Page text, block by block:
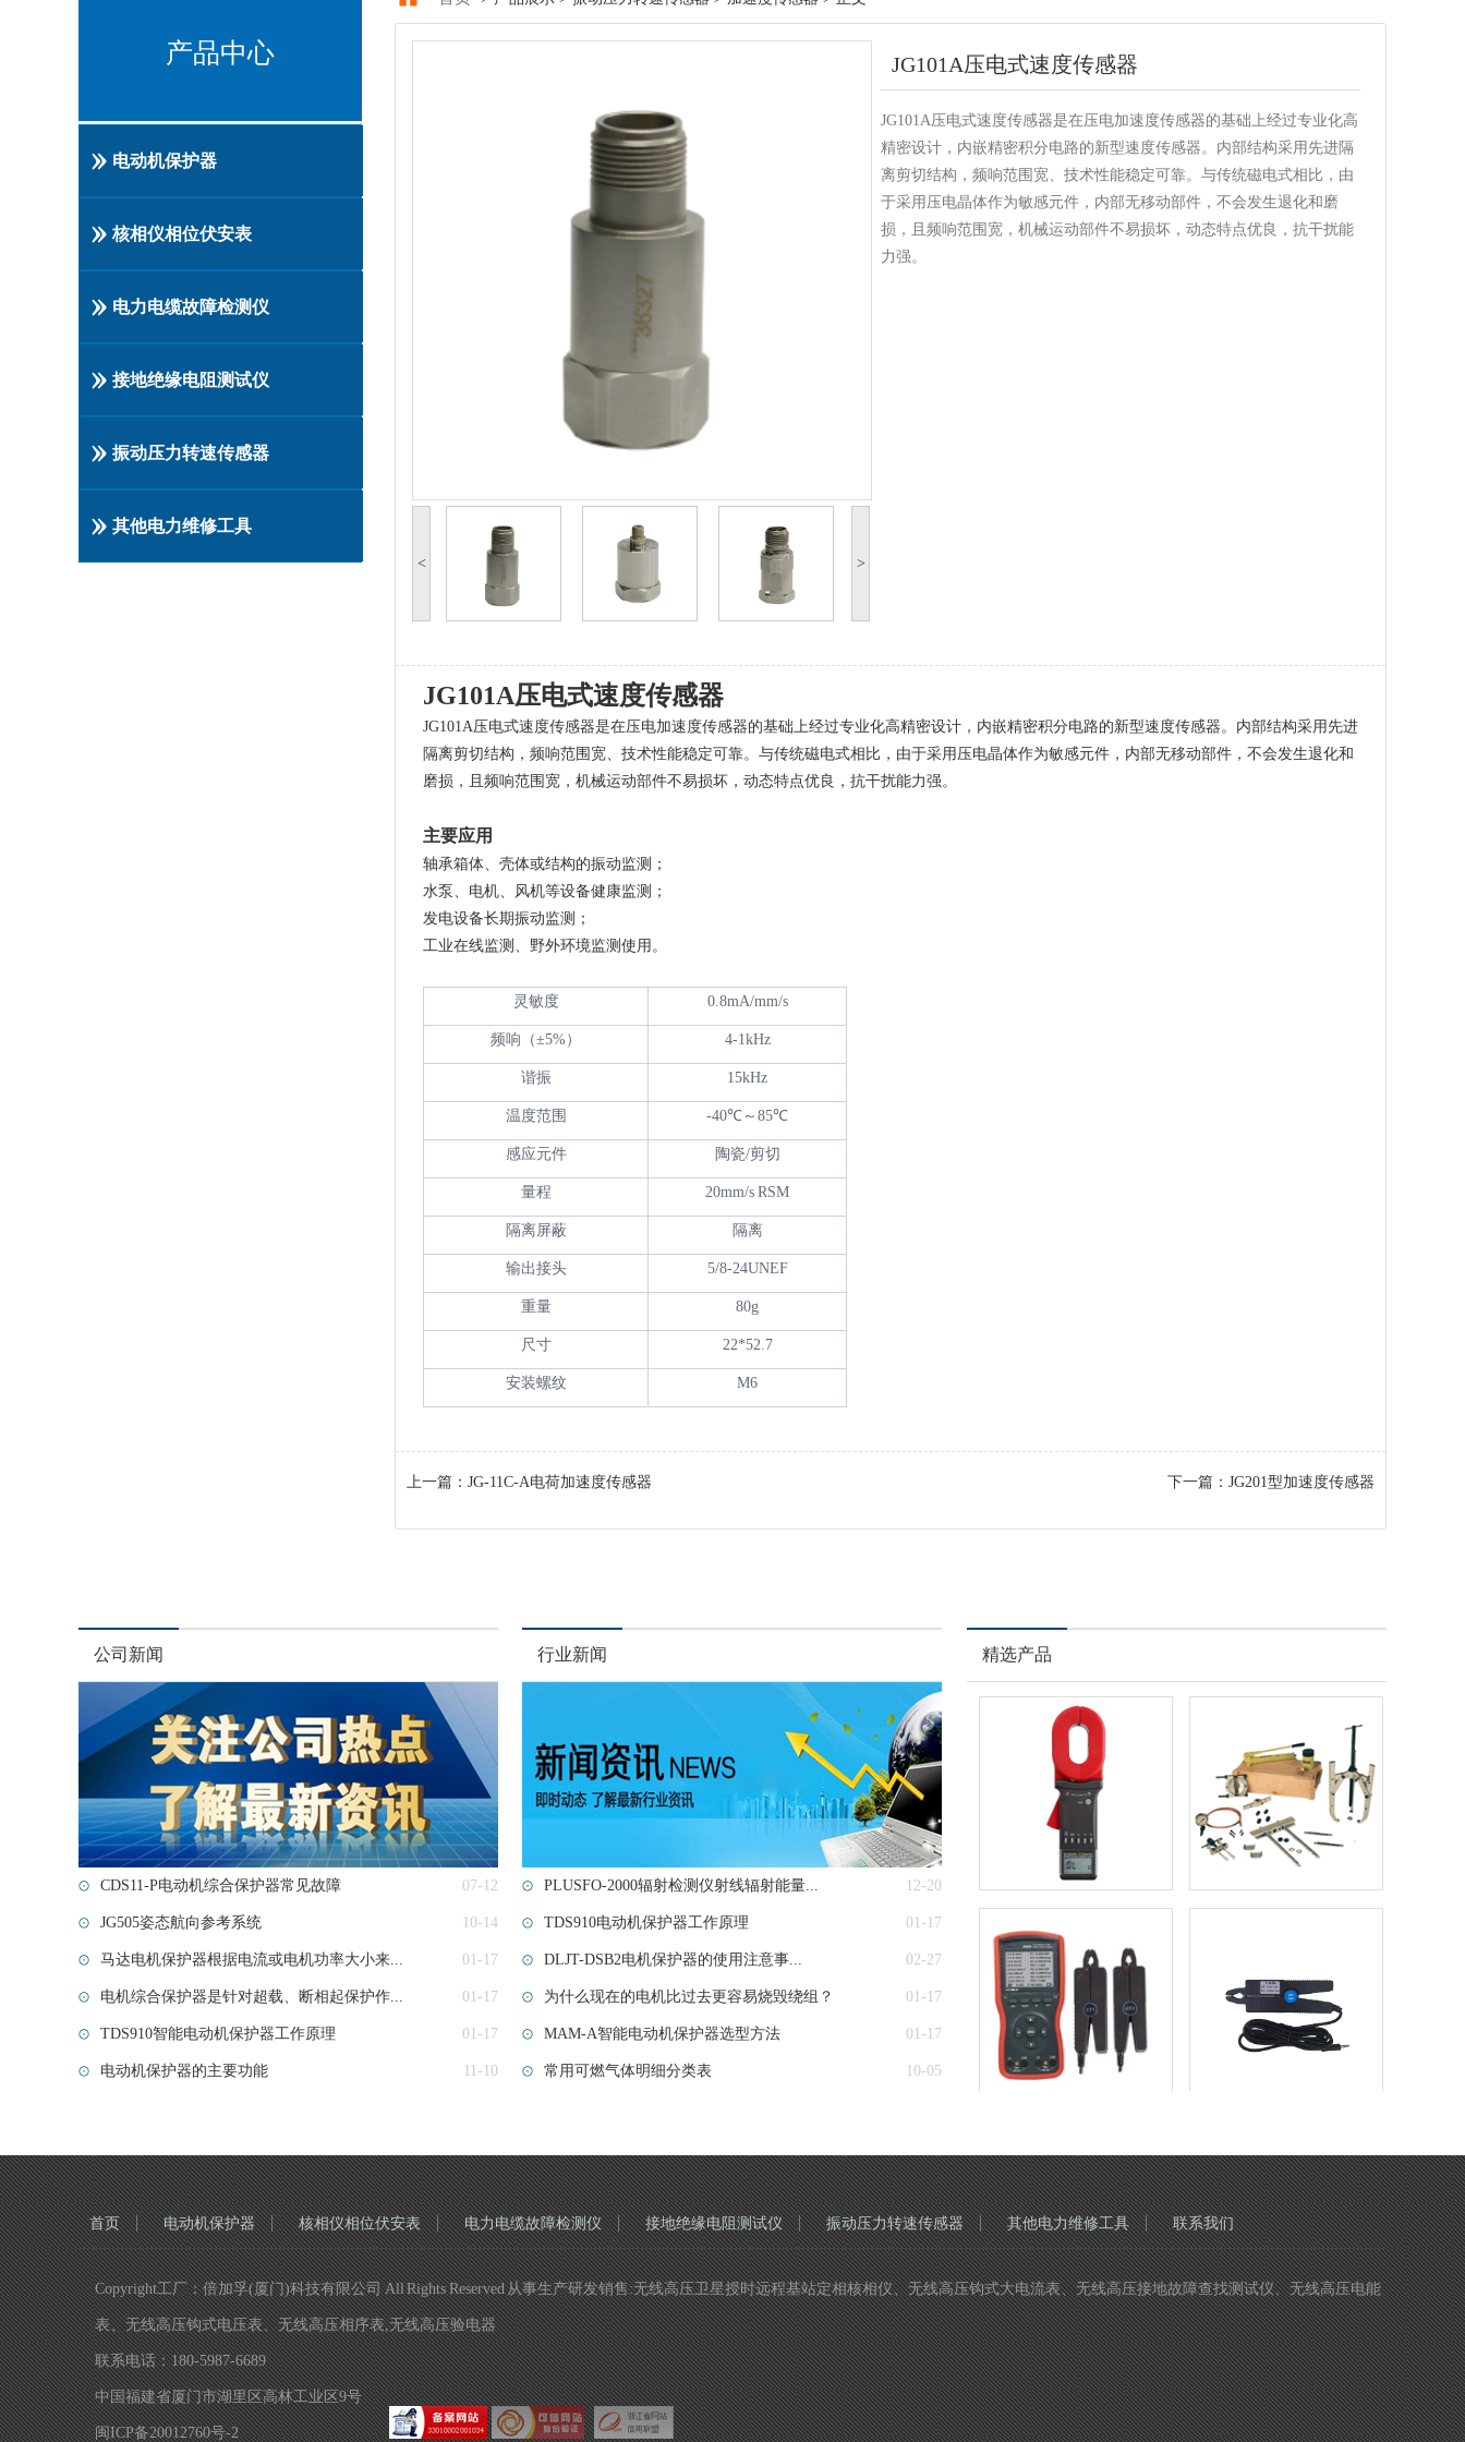
产品中心
电动机保护器
核相仪相位伏安表
电力电缆故障检测仪
接地绝缘电阻测试仪
振动压力转速传感器
其他电力维修工具
< >
JG101A压电式速度传感器
JG101A压电式速度传感器是在压电加速度传感器的基础上经过专业化高
精密设计，内嵌精密积分电路的新型速度传感器。内部结构采用先进隔
离剪切结构，频响范围宽、技术性能稳定可靠。与传统磁电式相比，由
于采用压电晶体作为敏感元件，内部无移动部件，不会发生退化和磨
损，且频响范围宽，机械运动部件不易损坏，动态特点优良，抗干扰能
力强。
JG101A压电式速度传感器
JG101A压电式速度传感器是在压电加速度传感器的基础上经过专业化高精密设计，内嵌精密积分电路的新型速度传感器。内部结构采用先进
隔离剪切结构，频响范围宽、技术性能稳定可靠。与传统磁电式相比，由于采用压电晶体作为敏感元件，内部无移动部件，不会发生退化和
磨损，且频响范围宽，机械运动部件不易损坏，动态特点优良，抗干扰能力强。
主要应用
轴承箱体、壳体或结构的振动监测；
水泵、电机、风机等设备健康监测；
发电设备长期振动监测；
工业在线监测、野外环境监测使用。
灵敏度 0.8mA/mm/s
频响（±5%） 4-1kHz
谐振 15kHz
温度范围 -40℃～ 85℃
感应元件 陶瓷/剪切
量程 20mm/s RSM
隔离屏蔽 隔离
输出接头 5/8-24UNEF
重量 80g
尺寸 22*52.7
安装螺纹 M6
上一篇： JG-11C-A电荷加速度传感器 下一篇： JG201型加速度传感器
公司新闻
CDS11-P电动机综合保护器常见故障 07-12
JG505姿态航向参考系统 10-14
马达电机保护器根据电流或电机功率大小来... 01-17
电机综合保护器是针对超载、断相起保护作... 01-17
TDS910智能电动机保护器工作原理 01-17
电动机保护器的主要功能 11-10
行业新闻
PLUSFO-2000辐射检测仪射线辐射能量... 12-20
TDS910电动机保护器工作原理 01-17
DLJT-DSB2电机保护器的使用注意事... 02-27
为什么现在的电机比过去更容易烧毁绕组？ 01-17
MAM-A智能电动机保护器选型方法 01-17
常用可燃气体明细分类表 10-05
精选产品
首页 电动机保护器 核相仪相位伏安表 电力电缆故障检测仪 接地绝缘电阻测试仪 振动压力转速传感器 其他电力维修工具 联系我们
Copyright工厂：倍加孚(厦门)科技有限公司 All Rights Reserved 从事生产研发销售:无线高压卫星授时远程基站定相核相仪、无线高压钩式大电流表、无线高压接地故障查找测试仪、无线高压电能
表、无线高压钩式电压表、无线高压相序表,无线高压验电器
联系电话：180-5987-6689
中国福建省厦门市湖里区高林工业区9号
闽ICP备20012760号-2